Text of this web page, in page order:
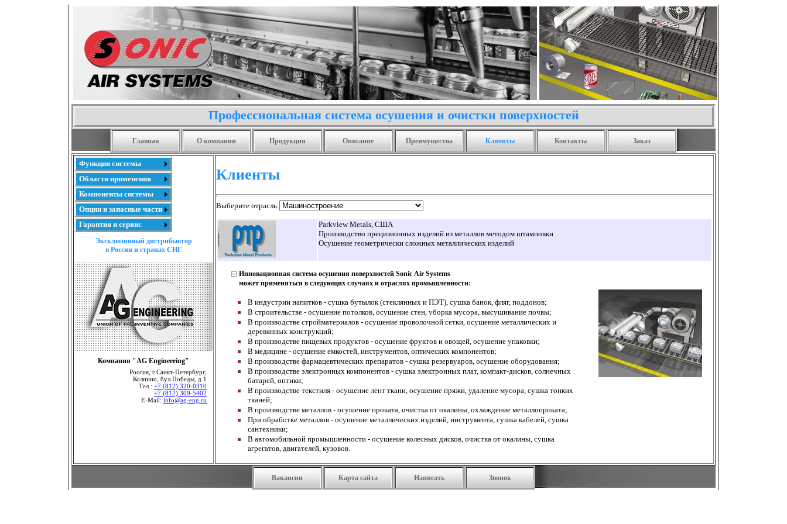
Профессиональная система осушения и очистки поверхностей
Главная О компании Продукция Описание Преимущества Клиенты Контакты Заказ
Функции системы
Области применения
Компоненты системы
Опции и запасные части
Гарантия и сервис
Эксклюзивный дистрибьютор
в России и странах СНГ
Компания "AG Engineering"
Россия, г.Санкт-Петербург,
Колпино, бул.Победы, д.1
Тел.: +7 (812) 320-0310
+7 (812) 309-5402
E-Mail: info@ag-eng.ru
Клиенты
Выберите отрасль:
Parkview Metals, США
Производство прецизионных изделий из металлов методом штамповки
Осушение геометрически сложных металлических изделий
Инновационная система осушения поверхностей Sonic Air Systems
может применяться в следующих случаях и отраслях промышленности:
В индустрии напитков - сушка бутылок (стеклянных и ПЭТ), сушка банок, фляг, поддонов;
В строительстве - осушение потолков, осушение стен, уборка мусора, высушивание почвы;
В производстве стройматериалов - осушение проволочной сетки, осушение металлических и
деревянных конструкций;
В производстве пищевых продуктов - осушение фруктов и овощей, осушение упаковки;
В медицине - осушение емкостей, инструментов, оптических компонентов;
В производстве фармацевтических препаратов - сушка резервуаров, осушение оборудования;
В производстве электронных компонентов - сушка электронных плат, компакт-дисков, солнечных
батарей, оптики;
В производстве текстиля - осушение лент ткани, осушение пряжи, удаление мусора, сушка тонких
тканей;
В производстве металлов - осушение проката, очистка от окалины, охлаждение металлопроката;
При обработке металлов - осушение металлических изделий, инструмента, сушка кабелей, сушка
сантехники;
В автомобильной промышленности - осушение колесных дисков, очистка от окалины, сушка
агрегатов, двигателей, кузовов.
Вакансии Карта сайта Написать Звонок